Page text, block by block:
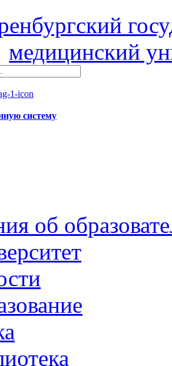
медицинский
систему
об